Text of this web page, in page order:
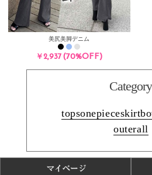
美尻美脚デニム
￥2,937(70%OFF)
Category
topsonepieceskirt
outerall